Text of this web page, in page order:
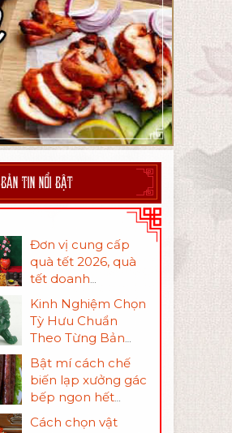
BẢN TIN NỔI BẬT
Đơn vị cung cấp
quà tết 2026, quà
tết doanh
nghiệp đa dạng
mẫu mã và giá
thành
Kinh Nghiệm Chọn
Tỳ Hưu Chuẩn
Theo Từng Bản
Mệnh
Bật mí cách chế
biến lạp xưởng gác
bếp ngon hết
phần thiên hạ
Cách chọn vật